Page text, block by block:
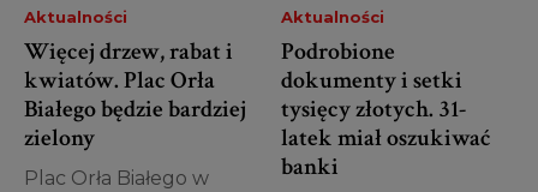
Aktualności
Więcej drzew, rabat i
kwiatów. Plac Orła
Białego będzie bardziej
zielony
Plac Orła Białego w
Aktualności
Podrobione
dokumenty i setki
tysięcy złotych. 31-
latek miał oszukiwać
banki